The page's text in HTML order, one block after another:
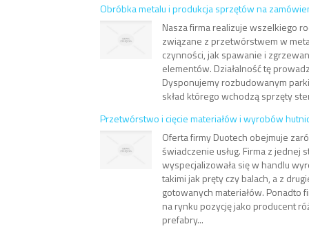
Obróbka metalu i produkcja sprzętów na
Nasza firma realizuje wszelkiego
związane z przetwórstwem w
czynności, jak spawanie i
elementów. Działalność tę
Dysponujemy rozbudowanym
skład którego wchodzą sprzęty
Przetwórstwo i cięcie materiałów i wyrobów
Oferta firmy Duotech obejmuje
świadczenie usług. Firma z jednej
wyspecjalizowała się w handlu
takimi jak pręty czy balach, a z
gotowanych materiałów. Ponadto
na rynku pozycję jako producent
prefabry...